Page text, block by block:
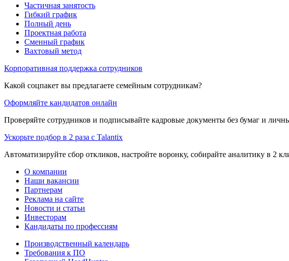
Частичная занятость
Гибкий график
Полный день
Проектная работа
Сменный график
Вахтовый метод
Корпоративная поддержка сотрудников
Какой соцпакет вы предлагаете семейным сотрудникам?
Оформляйте кандидатов онлайн
Проверяйте сотрудников и подписывайте кадровые документы без бумаг и
Ускорьте подбор в 2 раза с Talantix
Автоматизируйте сбор откликов, настройте воронку, собирайте аналитику в 2
О компании
Наши вакансии
Партнерам
Реклама на сайте
Новости и статьи
Инвесторам
Кандидаты по профессиям
Производственный календарь
Требования к ПО